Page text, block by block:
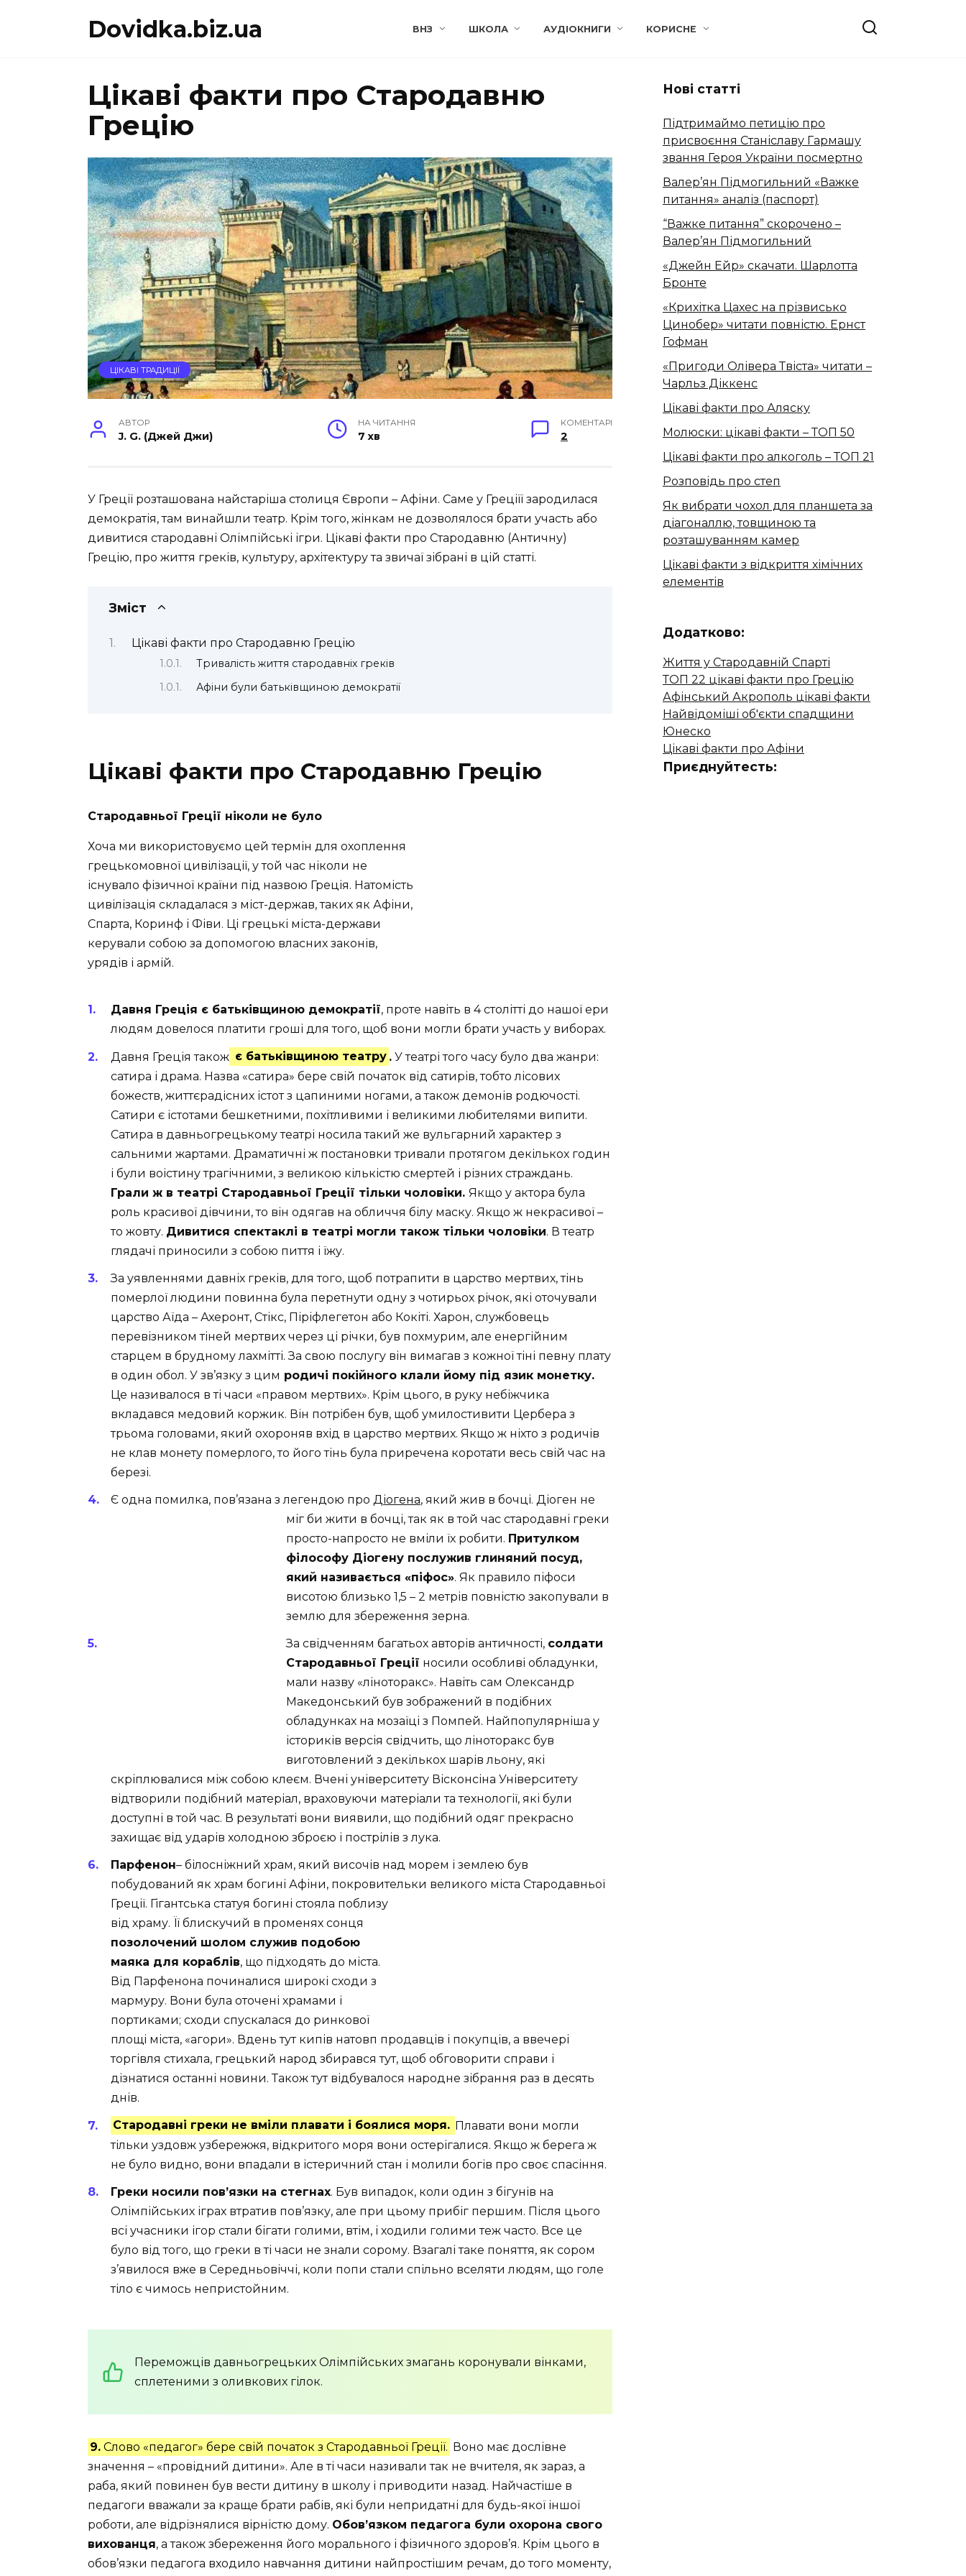
Dovidka.biz.ua ВНЗ ШКОЛА АУДІОКНИГИ КОРИСНЕ
Цікаві факти про Стародавню
Грецію
ЦІКАВІ ТРАДИЦІЇ
АВТОР
J. G. (Джей Джи)
НА ЧИТАННЯ
7 хв
КОМЕНТАРІ
2
У Греції розташована найстаріша столиця Європи – Афіни. Саме у Греціїї зародилася
демократія, там винайшли театр. Крім того, жінкам не дозволялося брати участь або
дивитися стародавні Олімпійські ігри. Цікаві факти про Стародавню (Античну)
Грецію, про життя греків, культуру, архітектуру та звичаї зібрані в цій статті.
Зміст
Цікаві факти про Стародавню Грецію
Тривалість життя стародавніх греків
Афіни були батьківщиною демократії
Цікаві факти про Стародавню Грецію
Стародавньої Греції ніколи не було
Хоча ми використовуємо цей термін для охоплення
грецькомовної цивілізації, у той час ніколи не
існувало фізичної країни під назвою Греція. Натомість
цивілізація складалася з міст-держав, таких як Афіни,
Спарта, Коринф і Фіви. Ці грецькі міста-держави
керували собою за допомогою власних законів,
урядів і армій.
Давня Греція є батьківщиною демократії, проте навіть в 4 столітті до нашої ери
людям довелося платити гроші для того, щоб вони могли брати участь у виборах.
Давня Греція також є батьківщиною театру . У театрі того часу було два жанри:
сатира і драма. Назва «сатира» бере свій початок від сатирів, тобто лісових
божеств, життєрадісних істот з цапиними ногами, а також демонів родючості.
Сатири є істотами бешкетними, похітливими і великими любителями випити.
Сатира в давньогрецькому театрі носила такий же вульгарний характер з
сальними жартами. Драматичні ж постановки тривали протягом декількох годин
і були воістину трагічними, з великою кількістю смертей і різних страждань.
Грали ж в театрі Стародавньої Греції тільки чоловіки. Якщо у актора була
роль красивої дівчини, то він одягав на обличчя білу маску. Якщо ж некрасивої –
то жовту. Дивитися спектаклі в театрі могли також тільки чоловіки. В театр
глядачі приносили з собою пиття і їжу.
За уявленнями давніх греків, для того, щоб потрапити в царство мертвих, тінь
померлої людини повинна була перетнути одну з чотирьох річок, які оточували
царство Аїда – Ахеронт, Стікс, Піріфлегетон або Кокіті. Харон, службовець
перевізником тіней мертвих через ці річки, був похмурим, але енергійним
старцем в брудному лахмітті. За свою послугу він вимагав з кожної тіні певну плату
в один обол. У зв’язку з цим родичі покійного клали йому під язик монетку.
Це називалося в ті часи «правом мертвих». Крім цього, в руку небіжчика
вкладався медовий коржик. Він потрібен був, щоб умилостивити Цербера з
трьома головами, який охороняв вхід в царство мертвих. Якщо ж ніхто з родичів
не клав монету померлого, то його тінь була приречена коротати весь свій час на
березі.
Є одна помилка, пов’язана з легендою про Діогена, який жив в бочці. Діоген не
міг би жити в бочці, так як в той час стародавні греки
просто-напросто не вміли їх робити. Притулком
філософу Діогену послужив глиняний посуд,
який називається «піфос». Як правило піфоси
висотою близько 1,5 – 2 метрів повністю закопували в
землю для збереження зерна.
За свідченням багатьох авторів античності, солдати
Стародавньої Греції носили особливі обладунки,
мали назву «ліноторакс». Навіть сам Олександр
Македонський був зображений в подібних
обладунках на мозаїці з Помпей. Найпопулярніша у
істориків версія свідчить, що ліноторакс був
виготовлений з декількох шарів льону, які
скріплювалися між собою клеєм. Вчені університету Вісконсіна Університету
відтворили подібний матеріал, враховуючи матеріали та технології, які були
доступні в той час. В результаті вони виявили, що подібний одяг прекрасно
захищає від ударів холодною зброєю і пострілів з лука.
Парфенон– білосніжний храм, який височів над морем і землею був
побудований як храм богині Афіни, покровительки великого міста Стародавньої
Греції. Гігантська статуя богині стояла поблизу
від храму. Її блискучий в променях сонця
позолочений шолом служив подобою
маяка для кораблів, що підходять до міста.
Від Парфенона починалися широкі сходи з
мармуру. Вони була оточені храмами і
портиками; сходи спускалася до ринкової
площі міста, «агори». Вдень тут кипів натовп продавців і покупців, а ввечері
торгівля стихала, грецький народ збирався тут, щоб обговорити справи і
дізнатися останні новини. Також тут відбувалося народне зібрання раз в десять
днів.
Стародавні греки не вміли плавати і боялися моря. Плавати вони могли
тільки уздовж узбережжя, відкритого моря вони остерігалися. Якщо ж берега ж
не було видно, вони впадали в істеричний стан і молили богів про своє спасіння.
Греки носили пов’язки на стегнах. Був випадок, коли один з бігунів на
Олімпійських іграх втратив пов’язку, але при цьому прибіг першим. Після цього
всі учасники ігор стали бігати голими, втім, і ходили голими теж часто. Все це
було від того, що греки в ті часи не знали сорому. Взагалі таке поняття, як сором
з’явилося вже в Середньовіччі, коли попи стали спільно вселяти людям, що голе
тіло є чимось непристойним.
Переможців давньогрецьких Олімпійських змагань коронували вінками,
сплетеними з оливкових гілок.
9. Слово «педагог» бере свій початок з Стародавньої Греції. Воно має дослівне
значення – «провідний дитини». Але в ті часи називали так не вчителя, як зараз, а
раба, який повинен був вести дитину в школу і приводити назад. Найчастіше в
педагоги вважали за краще брати рабів, які були непридатні для будь-якої іншої
роботи, але відрізнялися вірністю дому. Обов’язком педагога були охорона свого
вихованця, а також збереження його морального і фізичного здоров’я. Крім цього в
обов’язки педагога входило навчання дитини найпростішим речам, до того моменту,
Нові статті
Підтримаймо петицію про
присвоєння Станіславу Гармашу
звання Героя України посмертно
Валер’ян Підмогильний «Важке
питання» аналіз (паспорт)
“Важке питання” скорочено –
Валер’ян Підмогильний
«Джейн Ейр» скачати. Шарлотта
Бронте
«Крихітка Цахес на прізвисько
Цинобер» читати повністю. Ернст
Гофман
«Пригоди Олівера Твіста» читати –
Чарльз Діккенс
Цікаві факти про Аляску
Молюски: цікаві факти – ТОП 50
Цікаві факти про алкоголь – ТОП 21
Розповідь про степ
Як вибрати чохол для планшета за
діагоналлю, товщиною та
розташуванням камер
Цікаві факти з відкриття хімічних
елементів
Додатково:
Життя у Стародавній Спарті
ТОП 22 цікаві факти про Грецію
Афінський Акрополь цікаві факти
Найвідоміші об'єкти спадщини
Юнеско
Цікаві факти про Афіни
Приєднуйтесть: